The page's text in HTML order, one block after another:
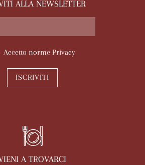
ALLA NEWSLETTER
Accetto norme Privacy
ISCRIVITI
A TROVARCI